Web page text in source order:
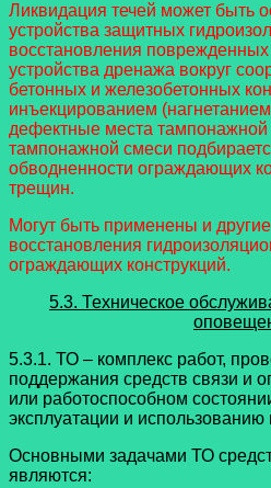
Ликвидация течей может быть
устройства защитных
восстановления поврежденных
устройства дренажа вокруг
бетонных и железобетонных
инъекцированием
дефектные места тампонажной
тампонажной смеси
обводненности ограждающих
трещин.
Могут быть применены и
восстановления
ограждающих конструкций.
5.3. Техническое
5.3.1. ТО – комплекс работ,
поддержания средств связи и
или работоспособном
эксплуатации и
Основными задачами ТО
являются: